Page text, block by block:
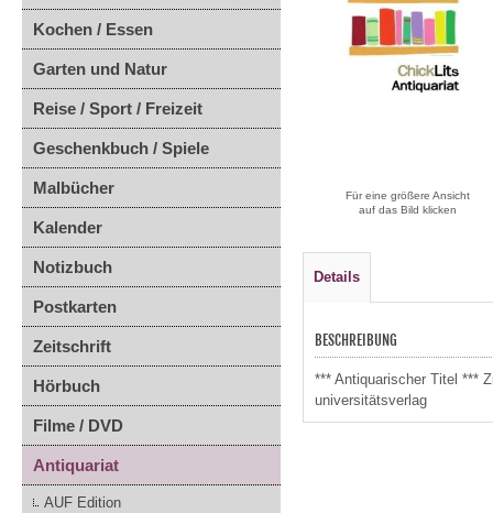
Kochen / Essen
Garten und Natur
Reise / Sport / Freizeit
Geschenkbuch / Spiele
Malbücher
Kalender
Notizbuch
Postkarten
Zeitschrift
Hörbuch
Filme / DVD
Antiquariat
AUF Edition
Für eine größere Ansicht
auf das Bild klicken
Details
BESCHREIBUNG
*** Antiquarischer Titel ***
universitätsverlag